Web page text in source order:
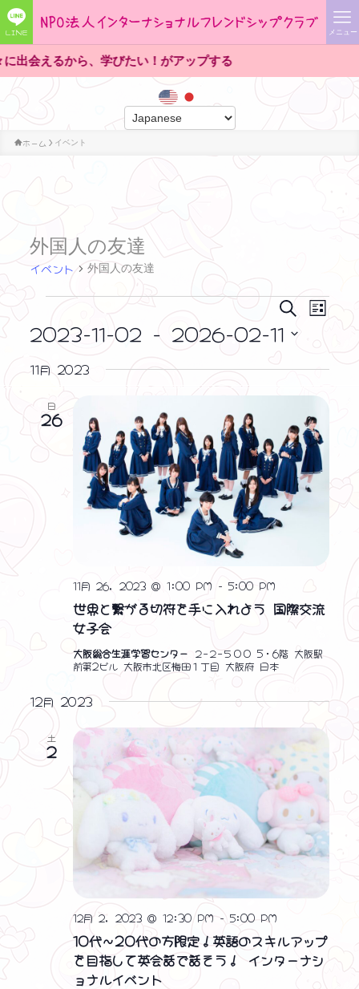
LINE メニュー
学びたい！がアップする
ホーム イベント
外国人の友達
イベント 外国人の友達
ベ
ン
イ
ベ
ン
ト
を
検
索
し
て
ゲ
ー
シ
ョ
ン
を
表
示
検
イ
ト
ー
ナ
ビ
リ
2023-11-02 - 2026-02-11
付
選
11月 2023
日
26
世界と繋がる切符を手に入れよう 国際交流
女子会
11月 26, 2023 @ 1:00 PM -5:00 PM
大阪総合生涯学習センター ２−２−５００ 5・6階 大阪駅
前第2ビル 大阪市北区梅田１丁目 大阪府 日本
12月 2023
土
2
10代～20代の方限定！英語のスキルアップ
を目指して英会話で話そう！ インターナシ
ョナルイベント
12月 2, 2023 @ 12:30 PM -5:00 PM